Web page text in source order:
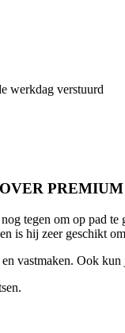
werkdag verstuurd
PREMIUM
tegen om op pad
is hij zeer geschikt
vastmaken. Ook